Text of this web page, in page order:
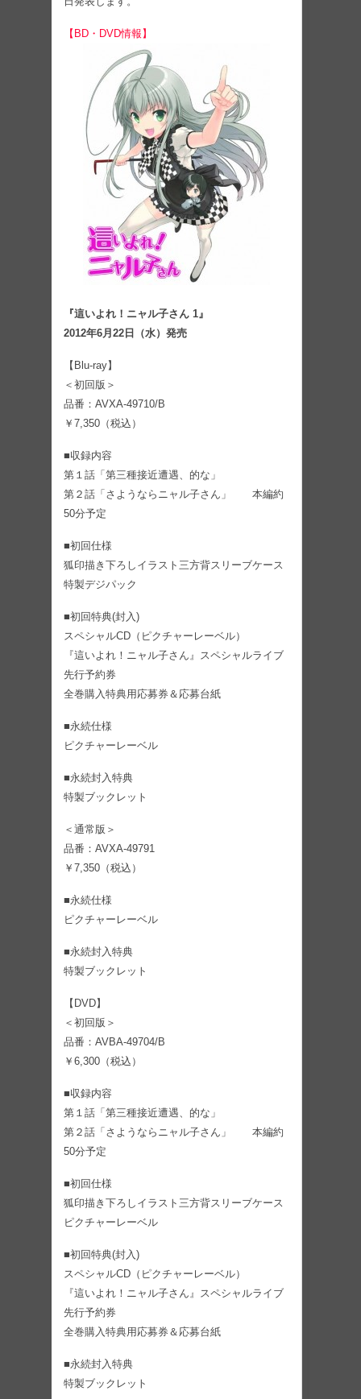
【BD・DVD情報】
『這いよれ！ニャル子さん 1』
2012年6月22日（水）発売
【Blu-ray】
＜初回版＞
品番：AVXA-49710/B
￥7,350（税込）
■収録内容
第１話「第三種接近遭遇、的な」
第２話「さようならニャル子さん」 本編約
50分予定
■初回仕様
狐印描き下ろしイラスト三方背スリーブケース
特製デジパック
■初回特典(封入)
スペシャルCD（ピクチャーレーベル）
『這いよれ！ニャル子さん』スペシャルライブ
先行予約券
全巻購入特典用応募券＆応募台紙
■永続仕様
ピクチャーレーベル
■永続封入特典
特製ブックレット
＜通常版＞
品番：AVXA-49791
￥7,350（税込）
■永続仕様
ピクチャーレーベル
■永続封入特典
特製ブックレット
【DVD】
＜初回版＞
品番：AVBA-49704/B
￥6,300（税込）
■収録内容
第１話「第三種接近遭遇、的な」
第２話「さようならニャル子さん」 本編約
50分予定
■初回仕様
狐印描き下ろしイラスト三方背スリーブケース
ピクチャーレーベル
■初回特典(封入)
スペシャルCD（ピクチャーレーベル）
『這いよれ！ニャル子さん』スペシャルライブ
先行予約券
全巻購入特典用応募券＆応募台紙
■永続封入特典
特製ブックレット